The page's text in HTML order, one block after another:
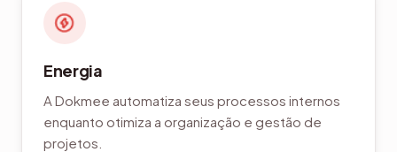
Energia
A Dokmee automatiza seus processos internos
enquanto otimiza a organização e gestão de
projetos.